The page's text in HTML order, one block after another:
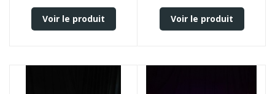
Voir le produit Voir le produit